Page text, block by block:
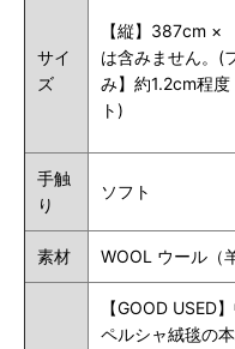
サイ
ズ
【縦】387cm ×
は含みません。(
み】約1.2cm程
ト)
手触
り
ソフト
素材 WOOL ウール（
【GOOD USED
ペルシャ絨毯の